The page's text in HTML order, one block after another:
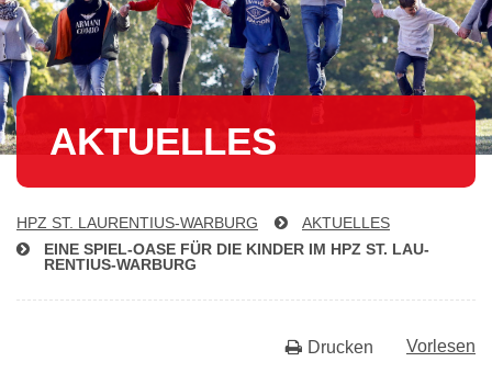
AKTUELLES
HPZ ST. LAU­REN­TI­US-WAR­BURG
AKTUELLES
EINE SPIEL-OASE FÜR DIE KINDER IM HPZ ST. LAU­
REN­TI­US-WAR­BURG
Vorlesen
Drucken